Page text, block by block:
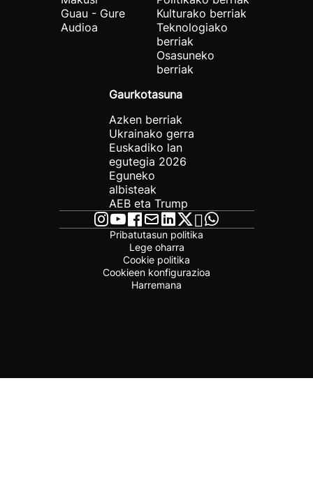
Guau - Gure
Audioa
Kulturako berriak
Teknologiako
berriak
Osasuneko
berriak
Gaurkotasuna
Azken berriak
Ukrainako gerra
Euskadiko lan
egutegia 2026
Eguneko
albisteak
AEB eta Trump
Pribatutasun politika
Lege oharra
Cookie politika
Cookieen konfigurazioa
Harremana